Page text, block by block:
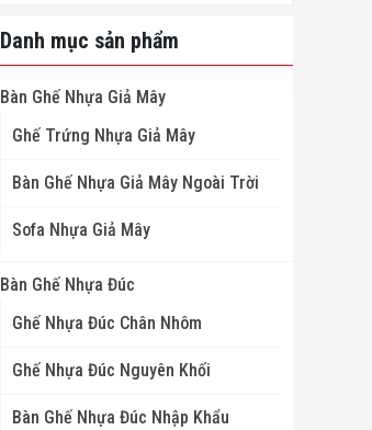
Danh mục sản phẩm
Bàn Ghế Nhựa Giả Mây
Ghế Trứng Nhựa Giả Mây
Bàn Ghế Nhựa Giả Mây Ngoài Trời
Sofa Nhựa Giả Mây
Bàn Ghế Nhựa Đúc
Ghế Nhựa Đúc Chân Nhôm
Ghế Nhựa Đúc Nguyên Khối
Bàn Ghế Nhựa Đúc Nhập Khẩu